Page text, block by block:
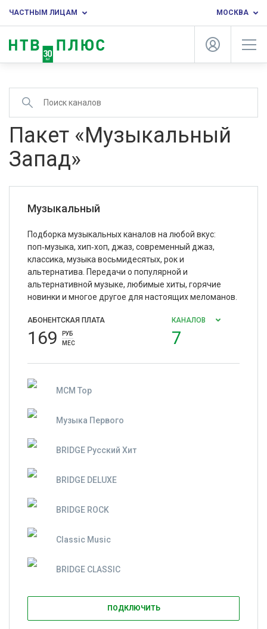
ЧАСТНЫМ ЛИЦАМ МОСКВА
Пакет «Музыкальный
Запад»
Музыкальный
Подборка музыкальных каналов на любой вкус:
поп‑музыка, хип‑хоп, джаз, современный джаз,
классика, музыка восьмидесятых, рок и
альтернатива. Передачи о популярной и
альтернативной музыке, любимые хиты, горячие
новинки и многое другое для настоящих меломанов.
АБОНЕНТСКАЯ ПЛАТА
169
РУБ
МЕС
КАНАЛОВ
7
MCM Top
Музыка Первого
BRIDGE Русский Хит
BRIDGE DELUXE
BRIDGE ROCK
Classic Music
BRIDGE CLASSIC
ПОДКЛЮЧИТЬ